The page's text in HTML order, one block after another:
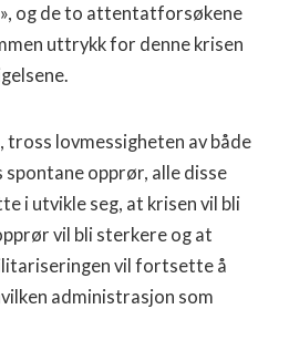
og de to attentatforsøkene
uttrykk for denne krisen
tross lovmessigheten av både
spontane opprør, alle disse
i utvikle seg, at krisen vil bli
vil bli sterkere og at
vil fortsette å
administrasjon som